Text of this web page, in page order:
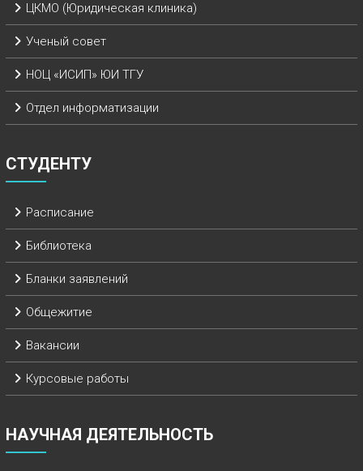
ЦКМО (Юридическая клиника)
Ученый совет
НОЦ «ИСИП» ЮИ ТГУ
Отдел информатизации
СТУДЕНТУ
Расписание
Библиотека
Бланки заявлений
Общежитие
Вакансии
Курсовые работы
НАУЧНАЯ ДЕЯТЕЛЬНОСТЬ